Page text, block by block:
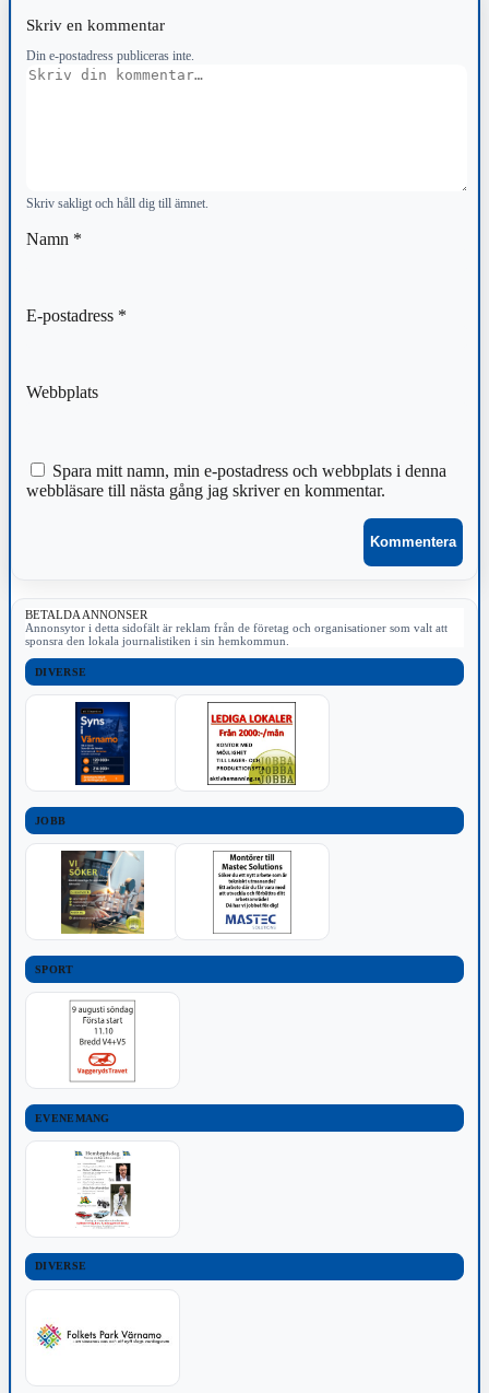
Skriv en kommentar
Din e-postadress publiceras inte.
Kommentar
Skriv sakligt och håll dig till ämnet.
Namn *
E-postadress *
Webbplats
Spara mitt namn, min e-postadress och webbplats i denna
webbläsare till nästa gång jag skriver en kommentar.
BETALDA ANNONSER
Annonsytor i detta sidofält är reklam från de företag och organisationer som valt att
sponsra den lokala journalistiken i sin hemkommun.
DIVERSE
JOBB
SPORT
EVENEMANG
DIVERSE